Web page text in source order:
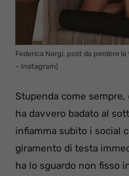
Federica Nargi, post da perdere
– Instagram)
Stupenda come sempre,
ha davvero badato al
infiamma subito i social
giramento di testa
ha lo sguardo non fisso